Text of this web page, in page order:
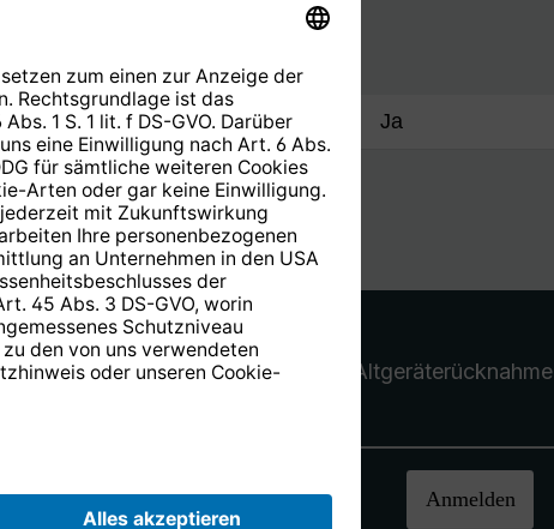
AUTOINSTALL Ja
Rücksendung. Altgeräterücknahme
€ Gutscheinerhalten. Anmelden